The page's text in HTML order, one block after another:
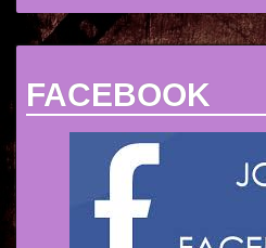
FACEBOOK